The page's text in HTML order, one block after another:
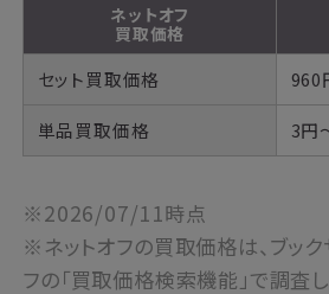
ネットオフ
買取価格
セット買取価格 960
単品買取価格 3円
※2026/07/11時点
※ネットオフの買取価格は、ブッ
フの「買取価格検索機能」で調査